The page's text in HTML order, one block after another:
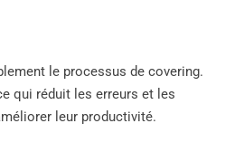
le processus de covering.
qui réduit les erreurs et les
leur productivité.